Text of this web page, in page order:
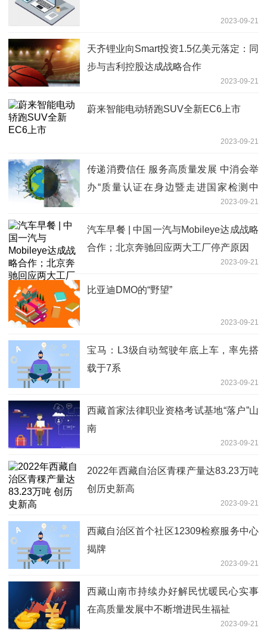
2023-09-21
天齐锂业向Smart投资1.5亿美元落定：同
步与吉利控股达成战略合作
2023-09-21
蔚来智能电动轿跑SUV全新EC6上市
2023-09-21
传递消费信任 服务高质量发展 中消会举
办“质量认证在身边暨走进国家检测中
2023-09-21
汽车早餐 | 中国一汽与Mobileye达成战略
合作；北京奔驰回应两大工厂停产原因
2023-09-21
比亚迪DMO的“野望”
2023-09-21
宝马：L3级自动驾驶年底上车，率先搭
载于7系
2023-09-21
西藏首家法律职业资格考试基地“落户”山
南
2023-09-21
2022年西藏自治区青稞产量达83.23万吨
创历史新高
2023-09-21
西藏自治区首个社区12309检察服务中心
揭牌
2023-09-21
西藏山南市持续办好解民忧暖民心实事
在高质量发展中不断增进民生福祉
2023-09-21